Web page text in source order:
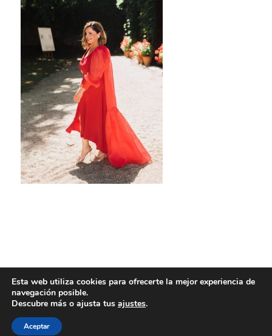
Esta web utiliza cookies para ofrecerte la mejor experiencia de
navegación posible.
Descubre más o ajusta tus ajustes.
Aceptar